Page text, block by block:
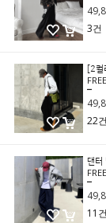
3건
[2
22
댄터
11